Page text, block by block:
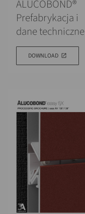
ALUCOBOND®
Prefabrykacja i
dane techniczne
DOWNLOAD